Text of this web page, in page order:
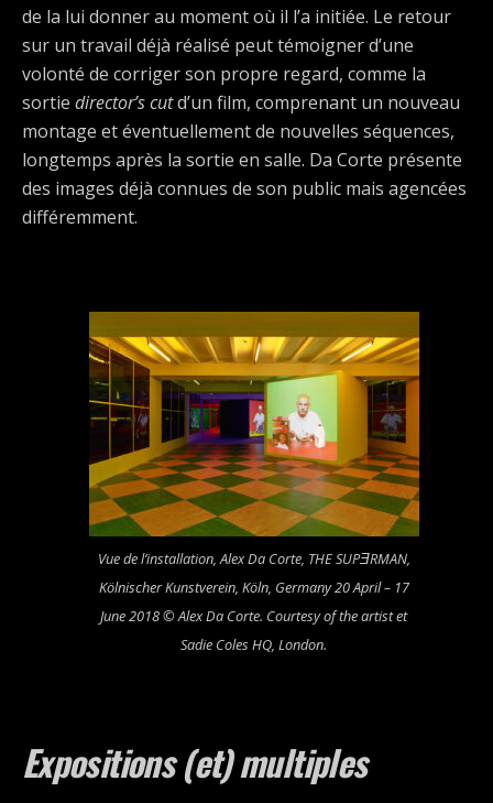
de la lui donner au moment où il l’a initiée. Le retour
sur un travail déjà réalisé peut témoigner d’une
volonté de corriger son propre regard, comme la
sortie director’s cutd’un film, comprenant un nouveau
montage et éventuellement de nouvelles séquences,
longtemps après la sortie en salle. Da Corte présente
des images déjà connues de son public mais agencées
différemment.
Vue de l’installation, Alex Da Corte, THE SUPƎRMAN,
Kölnischer Kunstverein, Köln, Germany 20 April – 17
June 2018 © Alex Da Corte. Courtesy of the artist et
Sadie Coles HQ, London.
Expositions (et) multiples